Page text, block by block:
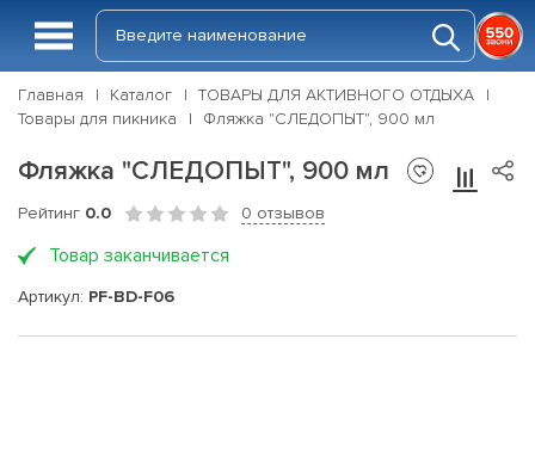
Главная Каталог
ТОВАРЫ ДЛЯ АКТИВНОГО ОТДЫХА
Товары для пикника
Фляжка "СЛЕДОПЫТ", 900 мл
Фляжка "СЛЕДОПЫТ", 900 мл
Рейтинг 0.0 0 отзывов
Товар заканчивается
Артикул: PF-BD-F06